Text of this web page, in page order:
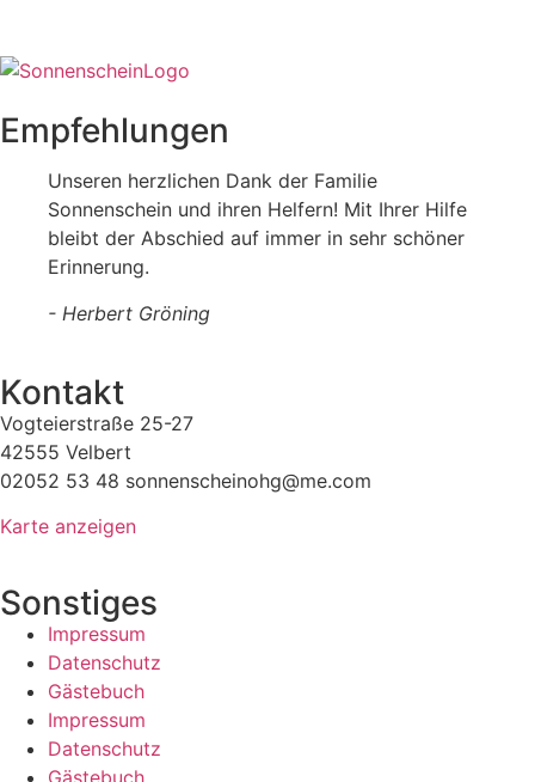
Empfehlungen
Unseren herzlichen Dank der Familie
Sonnenschein und ihren Helfern! Mit Ihrer Hilfe
bleibt der Abschied auf immer in sehr schöner
Erinnerung.
- Herbert Gröning
Kontakt
Vogteierstraße 25-27
42555 Velbert
02052 53 48 sonnenscheinohg@me.com
Karte anzeigen
Sonstiges
Impressum
Datenschutz
Gästebuch
Impressum
Datenschutz